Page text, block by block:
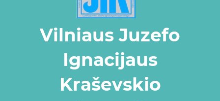
Vilniaus Juzefo
Ignacijaus
Kraševskio